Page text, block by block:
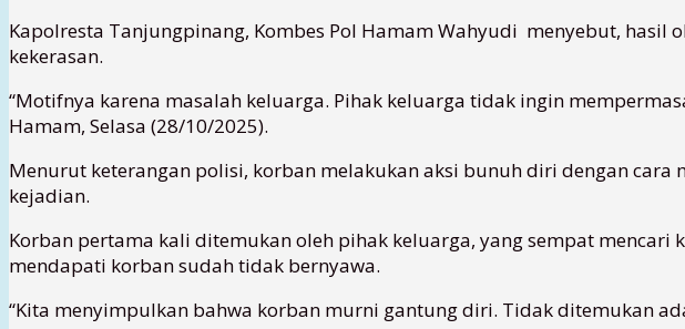
Kapolresta Tanjungpinang, Kombes Pol Hamam Wahyudi menyebut,
kekerasan.
“Motifnya karena masalah keluarga. Pihak keluarga tidak ingin
Hamam, Selasa (28/10/2025).
Menurut keterangan polisi, korban melakukan aksi bunuh diri dengan
kejadian.
Korban pertama kali ditemukan oleh pihak keluarga, yang sempat
mendapati korban sudah tidak bernyawa.
“Kita menyimpulkan bahwa korban murni gantung diri. Tidak ditemukan